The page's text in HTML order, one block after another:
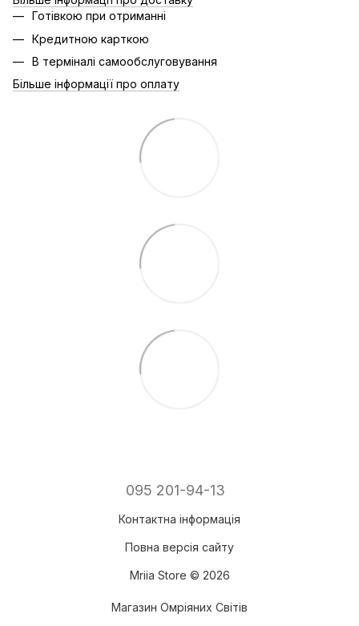
Готівкою при отриманні
Кредитною карткою
В терміналі самообслуговування
Більше інформації про оплату
095 201-94-13
Контактна інформація
Повна версія сайту
Mriia Store © 2026
Магазин Омріяних Світів